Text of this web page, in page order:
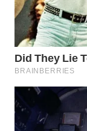
WN
KUNINGAN
WN
WN
SUBANG